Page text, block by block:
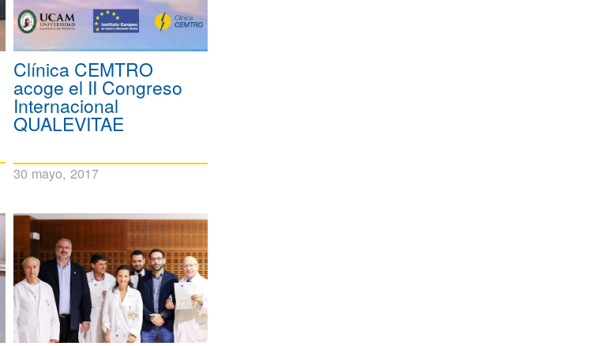
Clínica CEMTRO
acoge el II Congreso
Internacional
QUALEVITAE
30 mayo, 2017